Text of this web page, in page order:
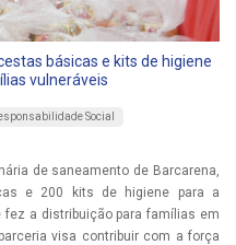
básicas e kits de higiene
vulneráveis
Social
de saneamento de Barcarena,
e 200 kits de higiene para a
fez a distribuição para famílias em
visa contribuir com a força